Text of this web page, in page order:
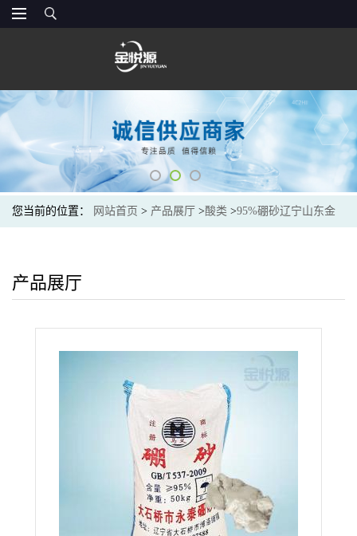
您当前的位置： 网站首页 > 产品展厅 >酸类 >95%硼砂辽宁山东金
产品展厅